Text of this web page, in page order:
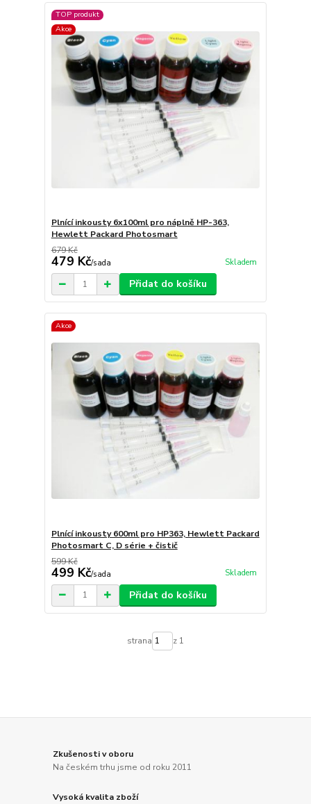
TOP produkt
Akce
Plnící inkousty 6x100ml pro náplně HP-363,
Hewlett Packard Photosmart
679 Kč
479 Kč/sada Skladem
Přidat do košíku
Akce
Plnící inkousty 600ml pro HP363, Hewlett Packard
Photosmart C, D série + čistič
599 Kč
499 Kč/sada Skladem
Přidat do košíku
strana z 1
Zkušenosti v oboru
Na českém trhu jsme od roku 2011
Vysoká kvalita zboží